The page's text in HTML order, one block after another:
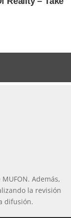
Además,
la revisión
difusión.